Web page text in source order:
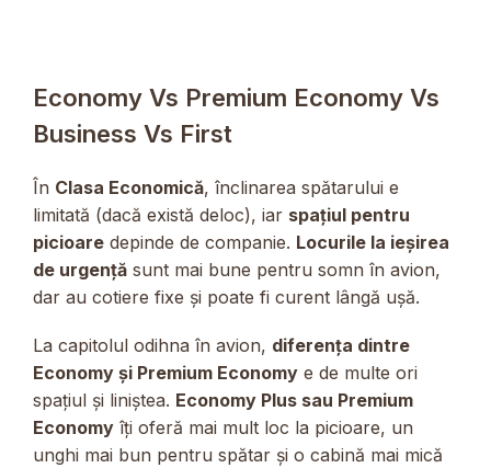
Economy Vs Premium Economy Vs
Business Vs First
În Clasa Economică, înclinarea spătarului e
limitată (dacă există deloc), iar spațiul pentru
picioare depinde de companie. Locurile la ieșirea
de urgență sunt mai bune pentru somn în avion,
dar au cotiere fixe și poate fi curent lângă ușă.
La capitolul odihna în avion, diferența dintre
Economy și Premium Economy e de multe ori
spațiul și liniștea. Economy Plus sau Premium
Economy îți oferă mai mult loc la picioare, un
unghi mai bun pentru spătar și o cabină mai mică